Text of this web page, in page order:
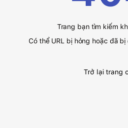
Trang bạn tìm kiếm
Có thể URL bị hỏng hoặc đã
Trở lại trang